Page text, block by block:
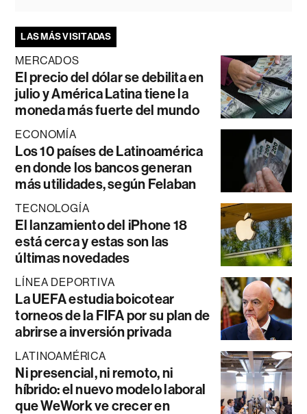
LAS MÁS VISITADAS
MERCADOS
El precio del dólar se debilita en
julio y América Latina tiene la
moneda más fuerte del mundo
ECONOMÍA
Los 10 países de Latinoamérica
en donde los bancos generan
más utilidades, según Felaban
TECNOLOGÍA
El lanzamiento del iPhone 18
está cerca y estas son las
últimas novedades
LÍNEA DEPORTIVA
La UEFA estudia boicotear
torneos de la FIFA por su plan de
abrirse a inversión privada
LATINOAMÉRICA
Ni presencial, ni remoto, ni
híbrido: el nuevo modelo laboral
que WeWork ve crecer en